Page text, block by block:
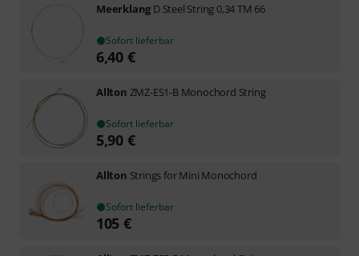
Meerklang D Steel String 0,34 TM 66
Sofort lieferbar
6,40 €
Allton ZMZ-ES1-B Monochord String
Sofort lieferbar
5,90 €
Allton Strings for Mini Monochord
Sofort lieferbar
105 €